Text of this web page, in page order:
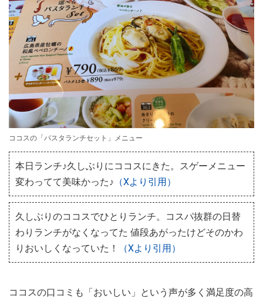
ココスの「パスタランチセット」メニュー
本日ランチ♪久しぶりにココスにきた。スゲーメニュー
変わってて美味かった♪ （Xより引用）
久しぶりのココスでひとりランチ。コスパ抜群の日替
わりランチがなくなってた 値段あがったけどそのかわ
りおいしくなっていた！
（Xより引用）
ココスの口コミも「おいしい」という声が多く満足度の高